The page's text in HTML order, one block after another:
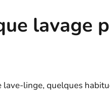
lavage
linge, quelques